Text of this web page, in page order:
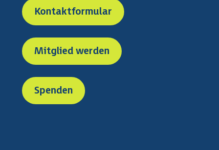
Kontaktformular
Mitglied werden
Spenden